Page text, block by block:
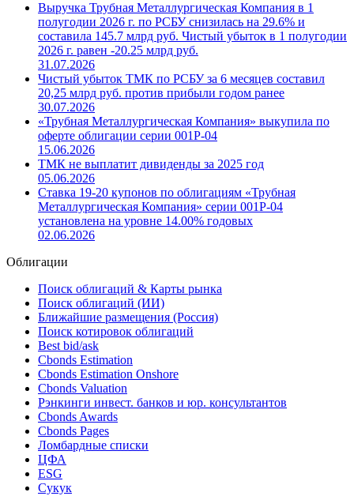
Выручка Трубная Металлургическая Компания в 1
полугодии 2026 г. по РСБУ снизилась на 29.6% и
составила 145.7 млрд руб. Чистый убыток в 1 полугодии
2026 г. равен -20.25 млрд руб.
31.07.2026
Чистый убыток ТМК по РСБУ за 6 месяцев составил
20,25 млрд руб. против прибыли годом ранее
30.07.2026
«Трубная Металлургическая Компания» выкупила по
оферте облигации серии 001P-04
15.06.2026
ТМК не выплатит дивиденды за 2025 год
05.06.2026
Ставка 19-20 купонов по облигациям «Трубная
Металлургическая Компания» серии 001P-04
установлена на уровне 14.00% годовых
02.06.2026
Облигации
Поиск облигаций & Карты рынка
Поиск облигаций (ИИ)
Ближайшие размещения (Россия)
Поиск котировок облигаций
Best bid/ask
Cbonds Estimation
Cbonds Estimation Onshore
Cbonds Valuation
Рэнкинги инвест. банков и юр. консультантов
Cbonds Awards
Cbonds Pages
Ломбардные списки
ЦФА
ESG
Сукук